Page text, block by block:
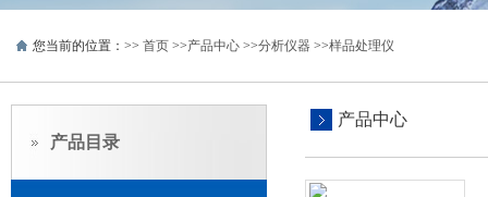
您当前的位置：>> 首页 >>产品中心 >>分析仪器 >>样品处理仪
产品目录
产品中心